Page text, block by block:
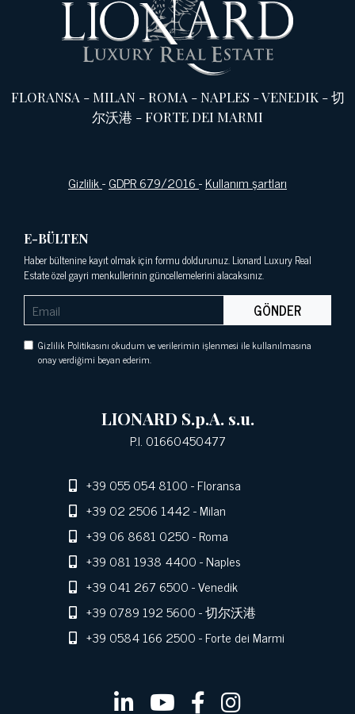
FLORANSA -MILAN-ROMA -NAPLES -VENEDIK-切
尔沃港 -FORTE DEI MARMI
Gizlilik-GDPR 679/2016-Kullanım şartları
E-BÜLTEN
Haber bültenine kayıt olmak için formu doldurunuz. Lionard Luxury Real
Estate özel gayri menkullerinin güncellemelerini alacaksınız.
GÖNDER
Gizlilik Politikasını okudum ve verilerimin işlenmesi ile kullanılmasına
onay verdiğimi beyan ederim.
LIONARD S.p.A. s.u.
P.I. 01660450477
+39 055 054 8100- Floransa
+39 02 2506 1442- Milan
+39 06 8681 0250- Roma
+39 081 1938 4400- Naples
+39 041 267 6500- Venedik
+39 0789 192 5600- 切尔沃港
+39 0584 166 2500- Forte dei Marmi